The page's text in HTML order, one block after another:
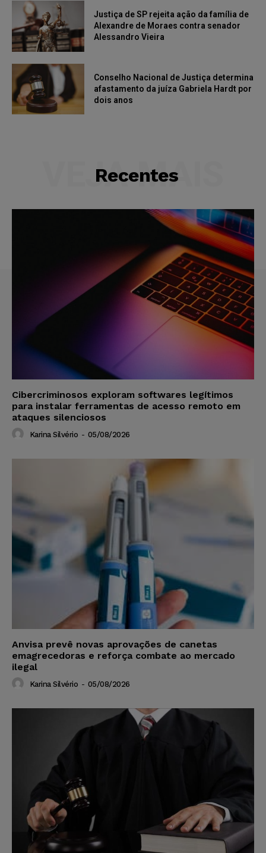
Justiça de SP rejeita ação da família de
Alexandre de Moraes contra senador
Alessandro Vieira
Conselho Nacional de Justiça determina
afastamento da juíza Gabriela Hardt por
dois anos
Recentes
VEJA MAIS
Cibercriminosos exploram softwares legítimos
para instalar ferramentas de acesso remoto em
ataques silenciosos
Karina Silvério - 05/08/2026
Anvisa prevê novas aprovações de canetas
emagrecedoras e reforça combate ao mercado
ilegal
Karina Silvério - 05/08/2026